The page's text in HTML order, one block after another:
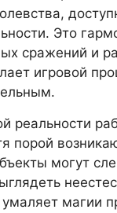
Это
сражений и
игровой
реальности
порой
могут
умаляет магии